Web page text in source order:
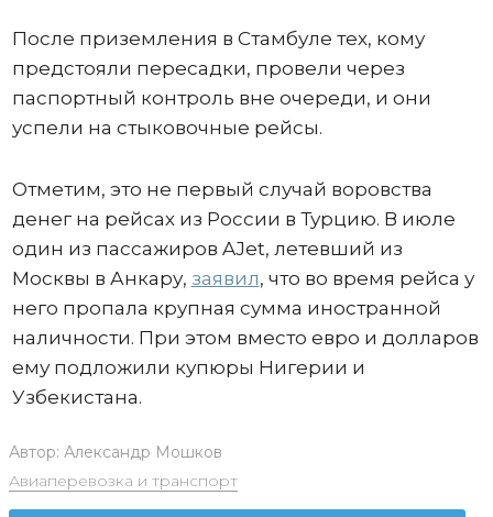
После приземления в Стамбуле тех, кому
предстояли пересадки, провели через
паспортный контроль вне очереди, и они
успели на стыковочные рейсы.
Отметим, это не первый случай воровства
денег на рейсах из России в Турцию. В июле
один из пассажиров AJet, летевший из
Москвы в Анкару, заявил, что во время рейса у
него пропала крупная сумма иностранной
наличности. При этом вместо евро и долларов
ему подложили купюры Нигерии и
Узбекистана.
Автор: Александр Мошков
Авиаперевозка и транспорт